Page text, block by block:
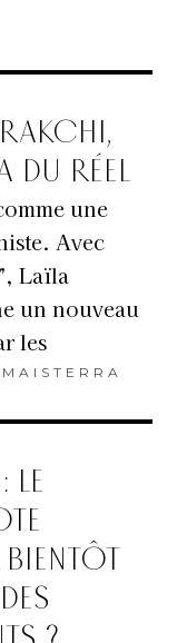
DU RÉEL
une
Avec
Laïla
un nouveau
les
LE
BIENTÔT